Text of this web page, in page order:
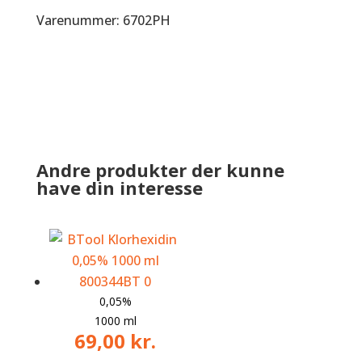
Varenummer: 6702PH
Andre produkter der kunne
have din interesse
0,05%
1000 ml
69,00 kr.